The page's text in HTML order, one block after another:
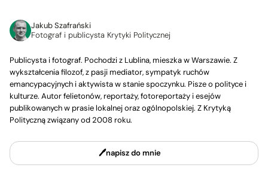
Jakub Szafrański
Fotograf i publicysta Krytyki Politycznej
Publicysta i fotograf. Pochodzi z Lublina, mieszka w Warszawie. Z
wykształcenia filozof, z pasji mediator, sympatyk ruchów
emancypacyjnych i aktywista w stanie spoczynku. Pisze o polityce i
kulturze. Autor felietonów, reportaży, fotoreportaży i esejów
publikowanych w prasie lokalnej oraz ogólnopolskiej. Z Krytyką
Polityczną związany od 2008 roku.
napisz do mnie